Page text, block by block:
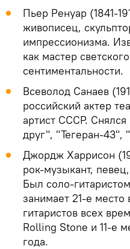
Пьер Ренуар (1841-
живописец,
импрессионизма.
как мастер
сентиментальности.
Всеволод Санаев
российский актер
артист СССР.
друг", "Тегеран-43",
Джордж Харрисон
рок-музыкант,
Был соло-
занимает 21-е
гитаристов всех
Rolling Stone и 11-е
года.